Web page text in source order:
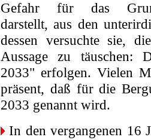
Gefahr für das
darstellt, aus den
dessen versuchte sie,
Aussage zu täuschen:
2033" erfolgen. Vielen
präsent, daß für die
2033 genannt wird.
In den vergangenen 16